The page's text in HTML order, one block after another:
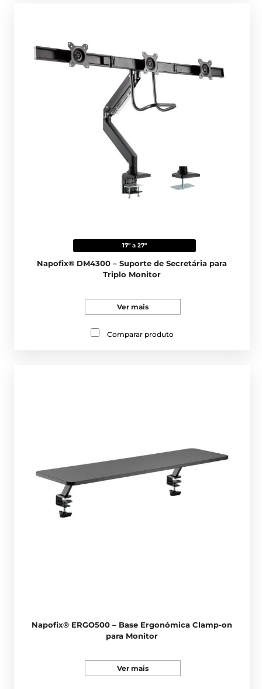
17" a 27"
Napofix® DM4300 – Suporte de Secretária para
Triplo Monitor
Ver mais
Comparar produto
Napofix® ERGO500 – Base Ergonómica Clamp-on
para Monitor
Ver mais